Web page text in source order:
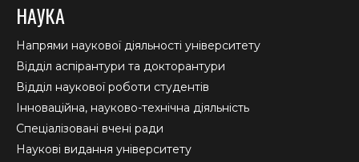
НАУКА
Напрями наукової діяльності університету
Відділ аспірантури та докторантури
Відділ наукової роботи студентів
Інноваційна, науково-технічна діяльність
Спеціалізовані вчені ради
Наукові видання університету